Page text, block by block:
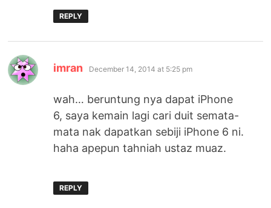
REPLY
imran says:
December 14, 2014 at 5:25 pm
wah… beruntung nya dapat iPhone
6, saya kemain lagi cari duit semata-
mata nak dapatkan sebiji iPhone 6 ni.
haha apepun tahniah ustaz muaz.
REPLY